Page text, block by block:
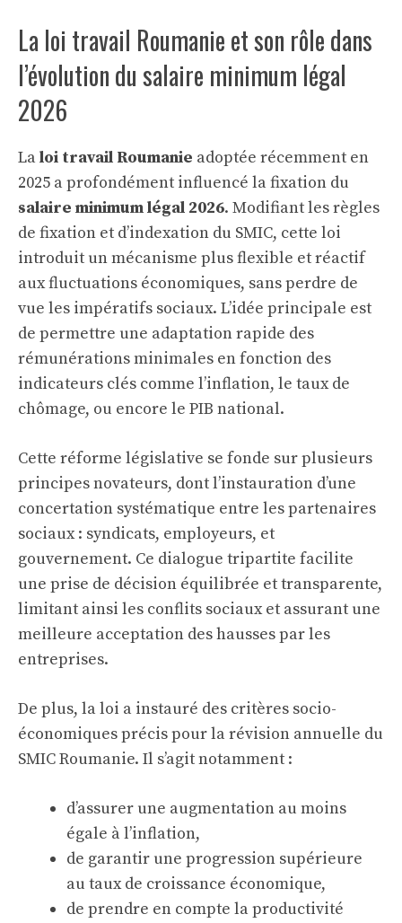
La loi travail Roumanie et son rôle dans
l’évolution du salaire minimum légal
2026
Laloi travail Roumanie adoptée récemment en
2025 a profondément influencé la fixation du
salaire minimum légal 2026. Modifiant les règles
de fixation et d’indexation du SMIC, cette loi
introduit un mécanisme plus flexible et réactif
aux fluctuations économiques, sans perdre de
vue les impératifs sociaux. L’idée principale est
de permettre une adaptation rapide des
rémunérations minimales en fonction des
indicateurs clés comme l’inflation, le taux de
chômage, ou encore le PIB national.
Cette réforme législative se fonde sur plusieurs
principes novateurs, dont l’instauration d’une
concertation systématique entre les partenaires
sociaux : syndicats, employeurs, et
gouvernement. Ce dialogue tripartite facilite
une prise de décision équilibrée et transparente,
limitant ainsi les conflits sociaux et assurant une
meilleure acceptation des hausses par les
entreprises.
De plus, la loi a instauré des critères socio-
économiques précis pour la révision annuelle du
SMIC Roumanie. Il s’agit notamment :
d’assurer une augmentation au moins
égale à l’inflation,
de garantir une progression supérieure
au taux de croissance économique,
de prendre en compte la productivité